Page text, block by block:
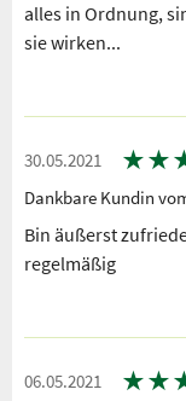
alles in Ordnung,
sie wirken...
30.05.2021 ★★
Dankbare Kundin
Bin äußerst
regelmäßig
06.05.2021 ★★